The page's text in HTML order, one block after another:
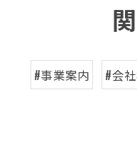
#事業案内 #会